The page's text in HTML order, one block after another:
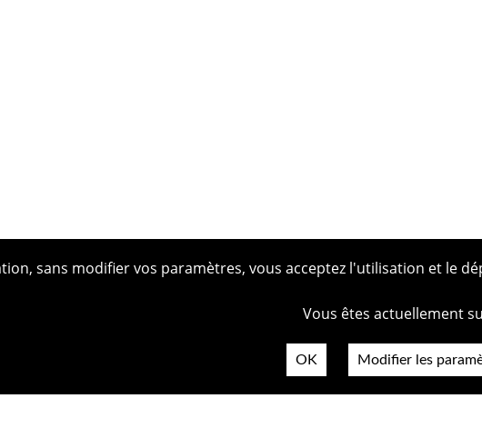
sans modifier vos paramètres, vous acceptez l'utilisation et le
Vous êtes actuellement
OK Modifier les